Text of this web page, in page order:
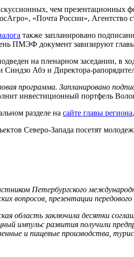
чем презентационных
«Почта России», Агентство
также запланировано
ПМЭФ документ завизируют
на пленарном заседании, в
Абэ и Директора-
программа. Запланировано
инвестиционный портфель
разделе на сайте главы региона
Северо-Запада посетят
Петербургского
вопросов, презентации
область заключила десятки
импульс развития получили
и пищевые производства,